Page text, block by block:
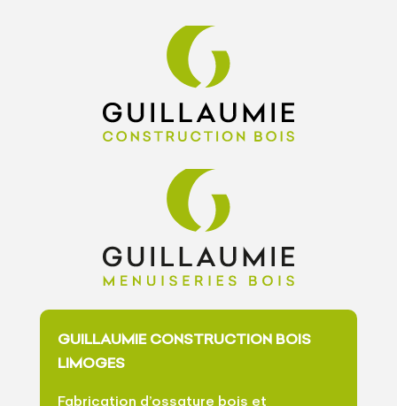
GUILLAUMIE CONSTRUCTION BOIS
LIMOGES
Fabrication d’ossature bois et